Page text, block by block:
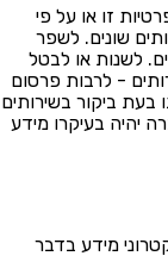
זו או על פי
שונים. לשפר
לשנות או לבטל
- לרבות פרסום
בעת ביקור בשירותים
יהיה בעיקרו מידע
מידע בדבר